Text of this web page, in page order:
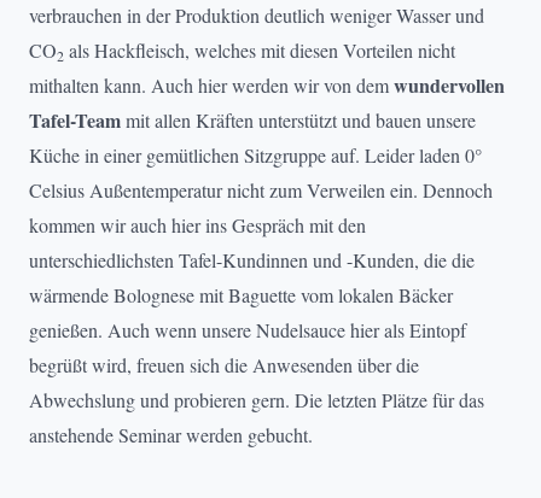
verbrauchen in der Produktion deutlich weniger Wasser und
CO2 als Hackfleisch, welches mit diesen Vorteilen nicht
mithalten kann. Auch hier werden wir von demwundervollen
Tafel-Teammit allen Kräften unterstützt und bauen unsere
Küche in einer gemütlichen Sitzgruppe auf. Leider laden 0°
Celsius Außentemperatur nicht zum Verweilen ein. Dennoch
kommen wir auch hier ins Gespräch mit den
unterschiedlichsten Tafel-Kundinnen und -Kunden, die die
wärmende Bolognese mit Baguette vom lokalen Bäcker
genießen. Auch wenn unsere Nudelsauce hier als Eintopf
begrüßt wird, freuen sich die Anwesenden über die
Abwechslung und probieren gern. Die letzten Plätze für das
anstehende Seminar werden gebucht.